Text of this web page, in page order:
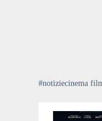
#notiziecinema